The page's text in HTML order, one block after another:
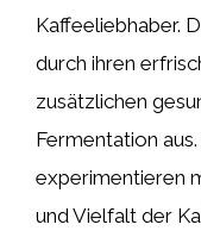
Kaffeeliebhaber.
durch ihren
zusätzlichen
Fermentation
experimentieren
und Vielfalt der